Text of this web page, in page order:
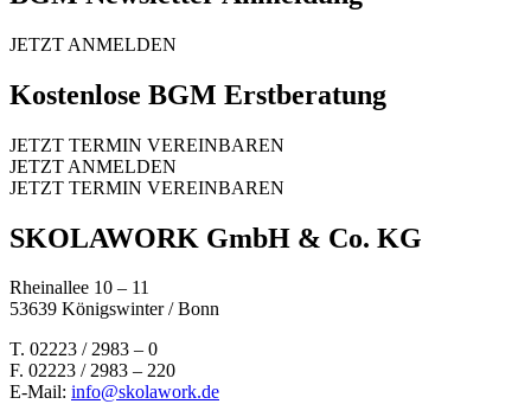
JETZT ANMELDEN
Kostenlose BGM Erstberatung
JETZT TERMIN VEREINBAREN
JETZT ANMELDEN
JETZT TERMIN VEREINBAREN
SKOLAWORK GmbH & Co. KG
Rheinallee 10 – 11
53639 Königswinter / Bonn
T. 02223 / 2983 – 0
F. 02223 / 2983 – 220
E-Mail: info@skolawork.de